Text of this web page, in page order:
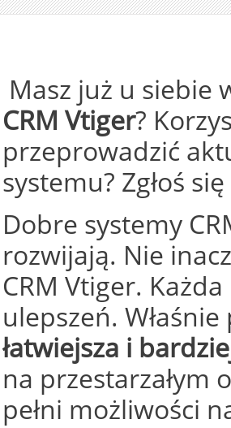
Masz już u siebie
CRM Vtiger?
przeprowadzić
systemu? Zgłoś
Dobre systemy
rozwijają. Nie
CRM Vtiger.
ulepszeń.
łatwiejsza i
na przestarzałym
pełni możliwości